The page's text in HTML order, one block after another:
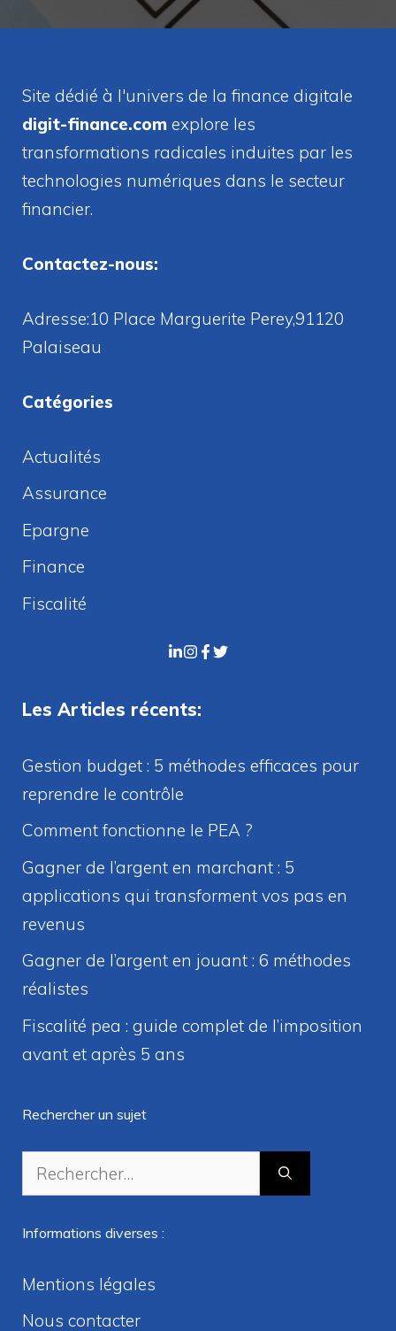
Site dédié à l'univers de la finance digitale
digit-finance.com explore les
transformations radicales induites par les
technologies numériques dans le secteur
financier.
Contactez-nous:
Adresse:10 Place Marguerite Perey,91120
Palaiseau
Catégories
Actualités
Assurance
Epargne
Finance
Fiscalité
Les Articles récents:
Gestion budget : 5 méthodes efficaces pour
reprendre le contrôle
Comment fonctionne le PEA ?
Gagner de l’argent en marchant : 5
applications qui transforment vos pas en
revenus
Gagner de l’argent en jouant : 6 méthodes
réalistes
Fiscalité pea : guide complet de l’imposition
avant et après 5 ans
Rechercher un sujet
Rechercher :
Informations diverses :
Mentions légales
Nous contacter